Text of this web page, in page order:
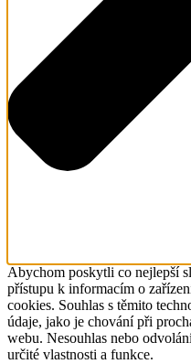
Abychom poskytli co nejlepší
přístupu k informacím o
cookies. Souhlas s těmito
údaje, jako je chování při
webu. Nesouhlas nebo
určité vlastnosti a funkce.